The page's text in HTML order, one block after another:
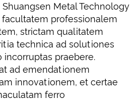
Metal Technology
professionalem
strictam qualitatem
technica ad solutiones
incorruptas praebere.
ad emendationem
innovationem, et certae
ferro